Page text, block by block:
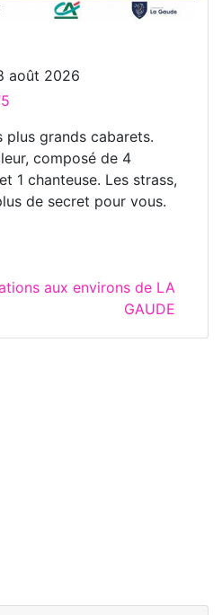
août 2026
plus grands cabarets.
composé de 4
1 chanteuse. Les strass,
de secret pour vous.
aux environs de LA
GAUDE